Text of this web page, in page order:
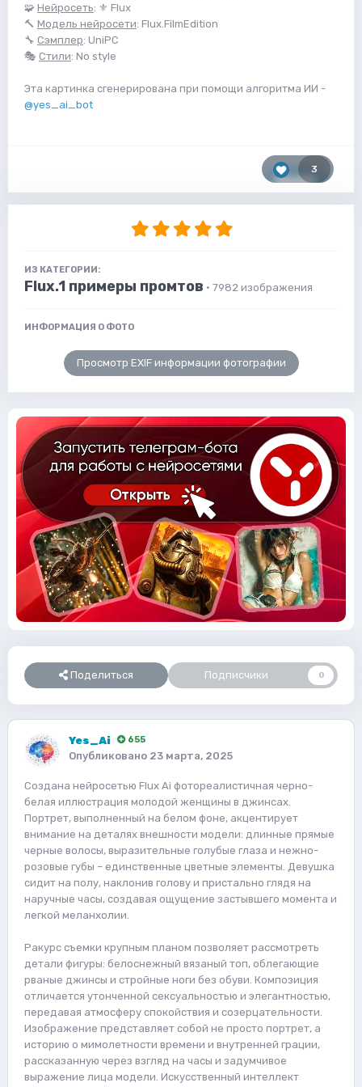
🧩 Нейросеть: ⚜️ Flux
🔨 Модель нейросети: Flux.FilmEdition
🔧 Сэмплер: UniPC
🎭 Стили: No style
Эта картинка сгенерирована при помощи алгоритма ИИ -
@yes_ai_bot
3
ИЗ КАТЕГОРИИ:
Flux.1 примеры промтов · 7982 изображения
ИНФОРМАЦИЯ О ФОТО
Просмотр EXIF информации фотографии
Поделиться Подписчики 0
Yes_Ai 655
Опубликовано 23 марта, 2025
Создана нейросетью Flux Ai фотореалистичная черно-
белая иллюстрация молодой женщины в джинсах.
Портрет, выполненный на белом фоне, акцентирует
внимание на деталях внешности модели: длинные прямые
черные волосы, выразительные голубые глаза и нежно-
розовые губы – единственные цветные элементы. Девушка
сидит на полу, наклонив голову и пристально глядя на
наручные часы, создавая ощущение застывшего момента и
легкой меланхолии.
Ракурс съемки крупным планом позволяет рассмотреть
детали фигуры: белоснежный вязаный топ, облегающие
рваные джинсы и стройные ноги без обуви. Композиция
отличается утонченной сексуальностью и элегантностью,
передавая атмосферу спокойствия и созерцательности.
Изображение представляет собой не просто портрет, а
историю о мимолетности времени и внутренней грации,
рассказанную через взгляд на часы и задумчивое
выражение лица модели. Искусственный интеллект